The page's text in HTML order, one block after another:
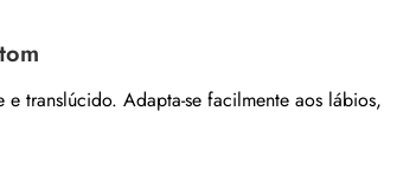
translúcido. Adapta-se facilmente aos lábios,